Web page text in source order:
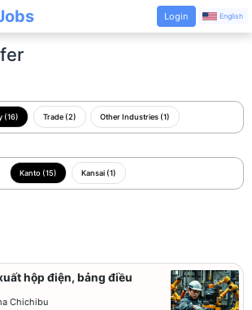
Login English
(16) Trade (2) Other Industries (1)
Kanto (15) Kansai (1)
hộp điện, bảng điều
Chichibu